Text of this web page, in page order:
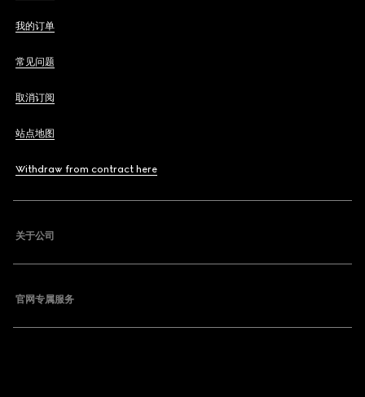
我的订单
常见问题
取消订阅
站点地图
Withdraw from contract here
关于公司
官网专属服务